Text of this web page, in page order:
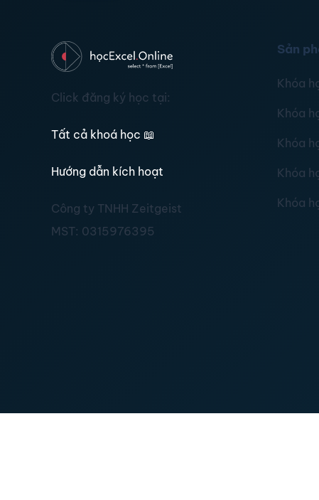
Click đăng ký học tại:
Tất cả khoá học 📖
Hướng dẫn kích hoạt
Công ty TNHH Zeitgeist
MST: 0315976395
Sản
Khóa
Khóa
Khóa
Khóa
Khóa